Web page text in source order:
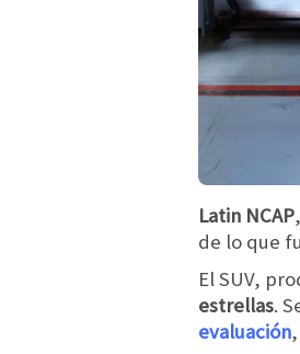
Latin NCAP
de lo que
El SUV,
estrellas.
evaluación